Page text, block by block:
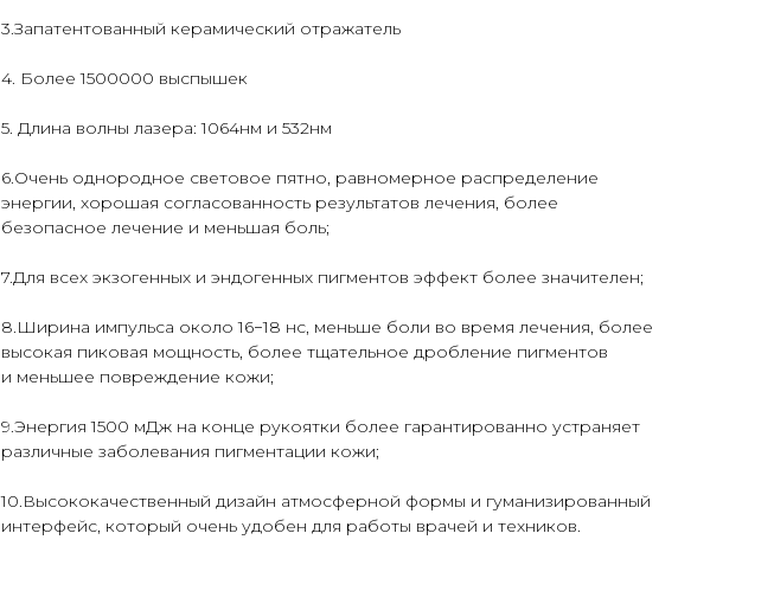
3.Запатентованный керамический отражатель
4. Более1500000 выспышек
5. Длина волны лазера: 1064нм и 532нм
6.Очень однородное световое пятно, равномерное распределение
энергии, хорошая согласованность результатов лечения, более
безопасное лечение и меньшая боль;
7.Для всех экзогенных и эндогенных пигментов эффект более значителен;
8.Ширина импульса около 16−18 нс, меньше боли во время лечения, более
высокая пиковая мощность, более тщательное дробление пигментов
и меньшее повреждение кожи;
9.Энергия 1500 мДж на конце рукоятки более гарантированно устраняет
различные заболевания пигментации кожи;
10.Высококачественный дизайн атмосферной формы и гуманизированный
интерфейс, который очень удобен для работы врачей и техников.